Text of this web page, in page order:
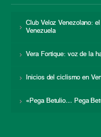
Club Veloz Venezolano:
Venezuela
Vera Fortique: voz de la
Inicios del ciclismo en
«Pega Betulio… Pega